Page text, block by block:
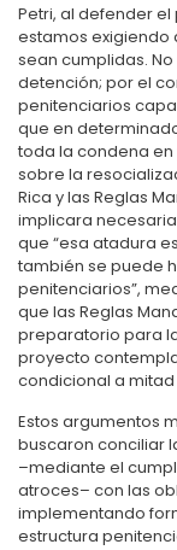
Petri, al defender
estamos exigiendo
sean cumplidas.
detención; por el
penitenciarios
que en
toda la condena en
sobre la
Rica y las Reglas
implicara
que “esa atadura
también se puede
penitenciarios”,
que las Reglas
preparatorio para
proyecto
condicional a
Estos argumentos
buscaron conciliar
–mediante el
atroces– con las
implementando
estructura